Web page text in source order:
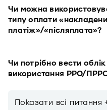
Чи можна
типу оплати
платіж»/«післяплата»?
Чи потрібно вести облік
використання РРО/
Показати всi питання